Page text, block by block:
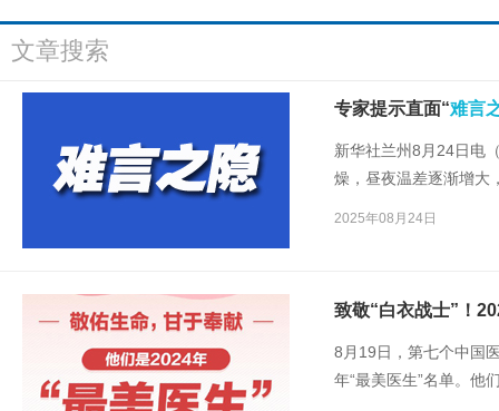
文章搜索
专家提示直面“难言
新华社兰州8月24日电
燥，昼夜温差逐渐增大
2025年08月24日
致敬“白衣战士”！
8月19日，第七个中国
年“最美医生”名单。他